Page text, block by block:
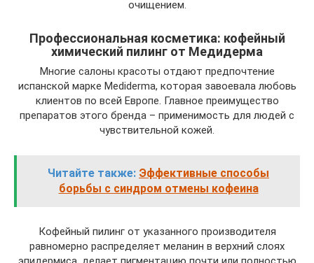
очищением.
Профессиональная косметика: кофейный
химический пилинг от Медидерма
Многие салоны красоты отдают предпочтение
испанской марке Mediderma, которая завоевала любовь
клиентов по всей Европе. Главное преимущество
препаратов этого бренда – применимость для людей с
чувствительной кожей.
Читайте также: Эффективные способы
борьбы с синдром отмены кофеина
Кофейный пилинг от указанного производителя
равномерно распределяет меланин в верхний слоях